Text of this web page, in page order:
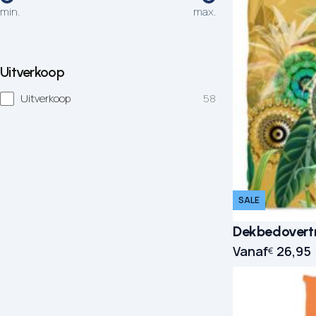
min. max.
Uitverkoop
Uitverkoop 58
SALE
Vanaf€ 26,95